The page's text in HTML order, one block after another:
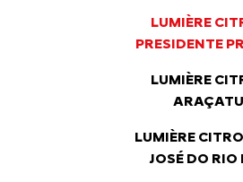
LUMIÈRE
PRESIDENTE
LUMIÈRE
LUMIÈRE
JOSÉ DO RIO